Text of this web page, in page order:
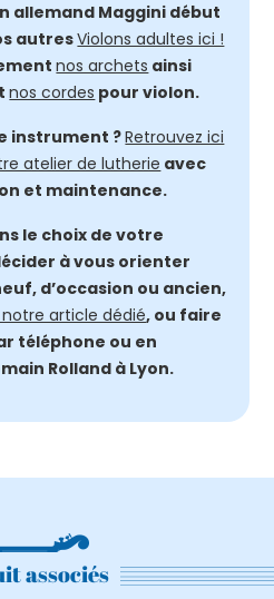
allemand Maggini début
autresViolons adultes ici !
nos archets ainsi
nos cordes pour violon.
instrument ?Retrouvez ici
atelier de lutherie avec
et maintenance.
le choix de votre
à vous orienter
d’occasion ou ancien,
article dédié, ou faire
téléphone ou en
Rolland à Lyon.
associés